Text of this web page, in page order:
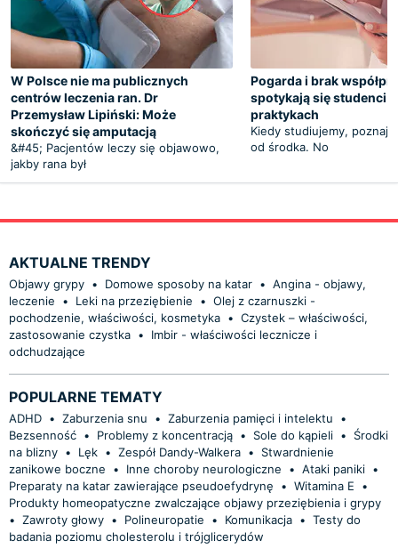
W Polsce nie ma publicznych
centrów leczenia ran. Dr
Przemysław Lipiński: Może
skończyć się amputacją
&#45; Pacjentów leczy się objawowo,
jakby rana był
Pogarda i brak
spotykają się studenci
praktykach
Kiedy studiujemy,
od środka. No
AKTUALNE TRENDY
Objawy grypy • Domowe sposoby na katar • Angina - objawy,
leczenie
• Leki na przeziębienie • Olej z czarnuszki -
pochodzenie, właściwości, kosmetyka • Czystek – właściwości,
zastosowanie czystka •
Imbir - właściwości lecznicze i
odchudzające
POPULARNE TEMATY
ADHD • Zaburzenia snu • Zaburzenia pamięci i intelektu
•
Bezsenność • Problemy z koncentracją • Sole do kąpieli •
Środki
na blizny • Lęk • Zespół Dandy-Walkera •
Stwardnienie
zanikowe boczne
• Inne choroby neurologiczne • Ataki paniki •
Preparaty na katar zawierające pseudoefydrynę
• Witamina E
•
Produkty homeopatyczne zwalczające objawy przeziębienia i grypy
• Zawroty głowy • Polineuropatie • Komunikacja • Testy do
badania poziomu cholesterolu i trójglicerydów